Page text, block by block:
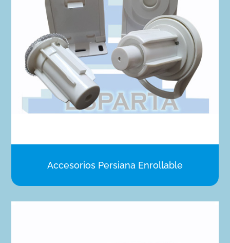
Accesorios Persiana Enrollable